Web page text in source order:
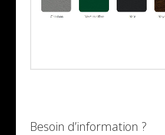
Besoin d’information ?